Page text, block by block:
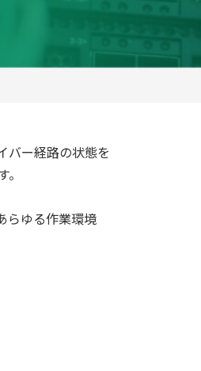
バー経路の状態を
らゆる作業環境